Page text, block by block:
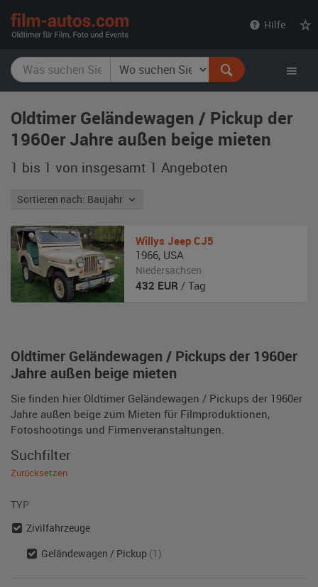
Hilfe
Oldtimer Geländewagen / Pickup der
1960er Jahre außen beige mieten
1 bis 1 von insgesamt 1 Angeboten
Sortieren nach: Baujahr
Oldtimer Geländewagen / Pickups der 1960er
Jahre außen beige mieten
Sie finden hier Oldtimer Geländewagen / Pickups der 1960er
Jahre außen beige zum Mieten für Filmproduktionen,
Fotoshootings und Firmenveranstaltungen.
Willys Jeep CJ5
1966, USA
Niedersachsen
432 EUR / Tag
Suchfilter
Zurücksetzen
TYP
Zivilfahrzeuge
Geländewagen / Pickup (1)